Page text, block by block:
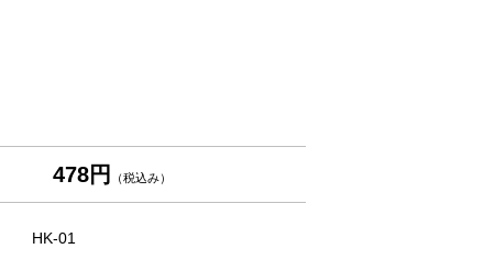
478円 （税込み）
HK-01